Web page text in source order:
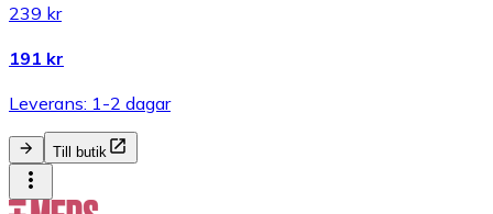
239 kr
191 kr
Leverans: 1-2 dagar
Till butik